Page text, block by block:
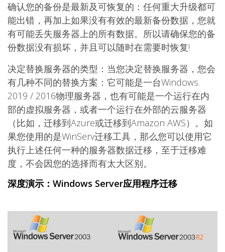
确认您的备份是最新及可恢复的 ：任何重大升级都可
能出错，再加上如果没有有效的最新备份数据，您就
有可能丢失服务器上的所有数据。所以请确保您的备
份数据没有损坏，并且可以随时在需要时恢复!
决定替换服务器的类型 ：当您决定替换服务器，您会
有几种不同的替换方案：它可能是一台Windows
2019 / 2016物理服务器，也有可能是一个运行在内
部的虚拟服务器，或者一个运行在外部的云服务器
（比如，迁移到Azure或迁移到Amazon AWS）。如
果您使用的是WinServ迁移工具，那么您可以使用它
执行上述任何一种的服务器数据迁移，至于迁移难
度，不会因您的选择而有太大区别。
深度演示：Windows Server应用程序迁移